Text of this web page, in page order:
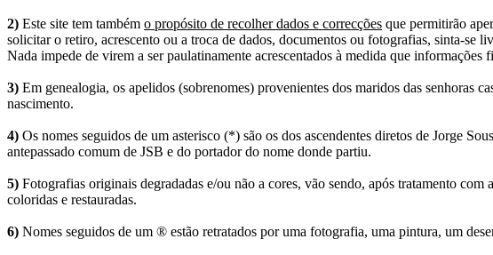
2) Este site tem também o propósito de recolher dados e correcções que permitirão
solicitar o retiro, acrescento ou a troca de dados, documentos ou fotografias, sinta-se
Nada impede de virem a ser paulatinamente acrescentados à medida que informações
3) Em genealogia, os apelidos (sobrenomes) provenientes dos maridos das senhoras
nascimento.
4) Os nomes seguidos de um asterisco (*) são os dos ascendentes diretos de Jorge
antepassado comum de JSB e do portador do nome donde partiu.
5) Fotografias originais degradadas e/ou não a cores, vão sendo, após tratamento
coloridas e restauradas.
6) Nomes seguidos de um ® estão retratados por uma fotografia, uma pintura, um